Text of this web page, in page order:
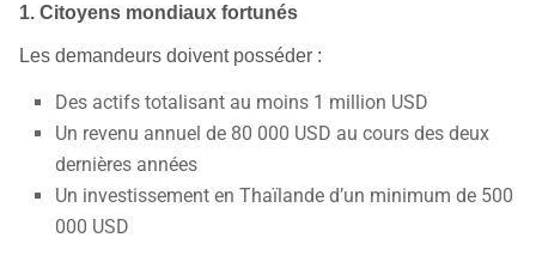
1. Citoyens mondiaux fortunés
Les demandeurs doivent posséder :
Des actifs totalisant au moins 1 million USD
Un revenu annuel de 80 000 USD au cours des deux
dernières années
Un investissement en Thaïlande d’un minimum de 500
000 USD